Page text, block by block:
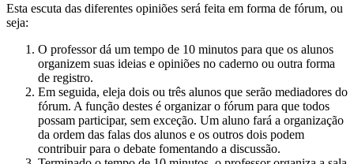
Esta escuta das diferentes opiniões será feita em forma de fórum, ou
seja:
O professor dá um tempo de 10 minutos para que os alunos
organizem suas ideias e opiniões no caderno ou outra forma
de registro.
Em seguida, eleja dois ou três alunos que serão mediadores do
fórum. A função destes é organizar o fórum para que todos
possam participar, sem exceção. Um aluno fará a organização
da ordem das falas dos alunos e os outros dois podem
contribuir para o debate fomentando a discussão.